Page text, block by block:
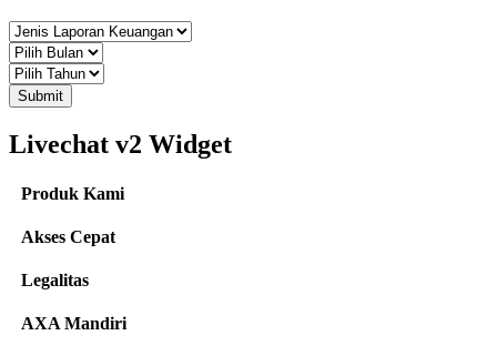
Submit
Livechat v2 Widget
Produk Kami
Akses Cepat
Legalitas
AXA Mandiri